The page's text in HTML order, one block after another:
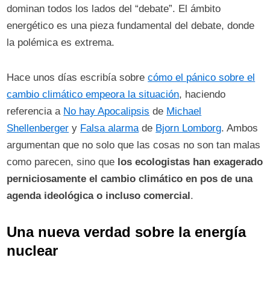
dominan todos los lados del “debate”. El ámbito
energético es una pieza fundamental del debate, donde
la polémica es extrema.
Hace unos días escribía sobrecómo el pánico sobre el
cambio climático empeora la situación, haciendo
referencia a No hay Apocalipsis de Michael
Shellenberger y Falsa alarmade Bjorn Lomborg. Ambos
argumentan que no solo que las cosas no son tan malas
como parecen, sino que los ecologistas han exagerado
perniciosamente el cambio climático en pos de una
agenda ideológica o incluso comercial.
Una nueva verdad sobre la energía
nuclear